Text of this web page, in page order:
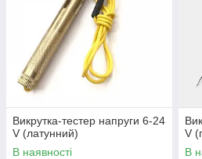
Викрутка-тестер напруги 6-24
V (латунний)
В наявності
V
В